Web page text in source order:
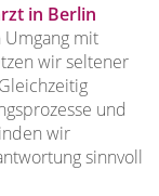
in Berlin
mit
wir seltener
und
wir
sinnvoll